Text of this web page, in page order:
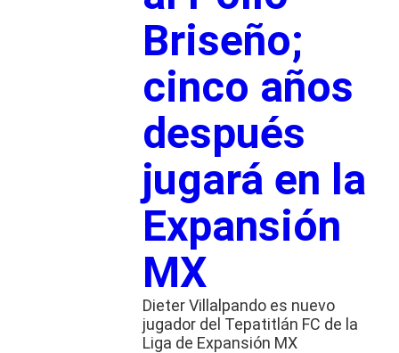
Briseño;
cinco años
después
jugará en la
Expansión
MX
Dieter Villalpando es nuevo
jugador del Tepatitlán FC de la
Liga de Expansión MX